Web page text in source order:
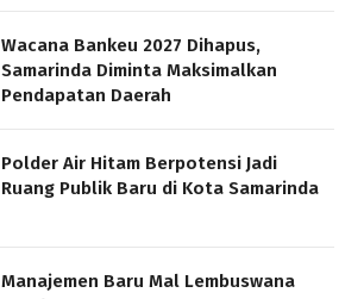
Wacana Bankeu 2027 Dihapus,
Samarinda Diminta Maksimalkan
Pendapatan Daerah
Polder Air Hitam Berpotensi Jadi
Ruang Publik Baru di Kota Samarinda
Manajemen Baru Mal Lembuswana